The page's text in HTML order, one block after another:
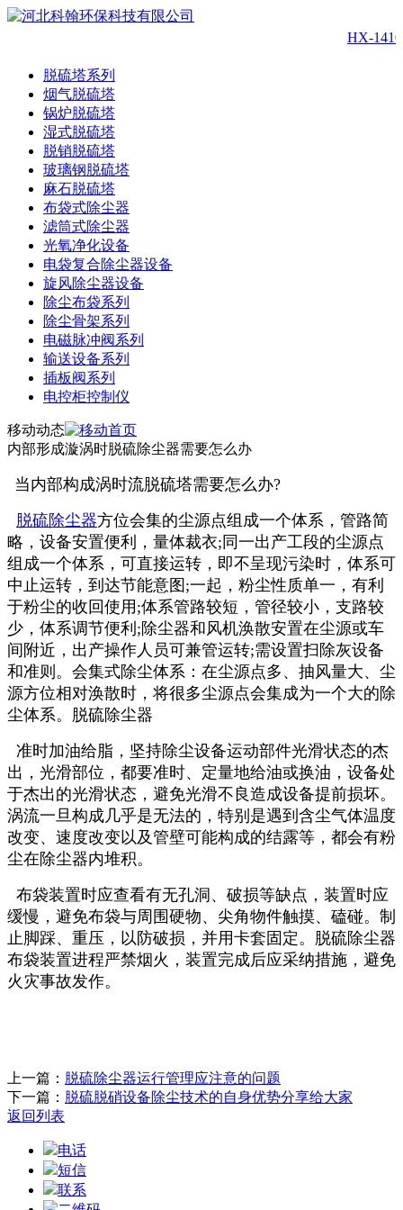
HX-
脱硫塔系列
烟气脱硫塔
锅炉脱硫塔
湿式脱硫塔
脱销脱硫塔
玻璃钢脱硫塔
麻石脱硫塔
布袋式除尘器
滤筒式除尘器
光氧净化设备
电袋复合除尘器设备
旋风除尘器设备
除尘布袋系列
除尘骨架系列
电磁脉冲阀系列
输送设备系列
插板阀系列
电控柜控制仪
移动动态
内部形成漩涡时脱硫除尘器需要怎么办
当内部构成涡时流脱硫塔需要怎么办?
脱硫除尘器方位会集的尘源点组成一个体系，管路简
略，设备安置便利，量体裁衣;同一出产工段的尘源点
组成一个体系，可直接运转，即不呈现污染时，体系可
中止运转，到达节能意图;一起，粉尘性质单一，有利
于粉尘的收回使用;体系管路较短，管径较小，支路较
少，体系调节便利;除尘器和风机涣散安置在尘源或车
间附近，出产操作人员可兼管运转;需设置扫除灰设备
和准则。会集式除尘体系：在尘源点多、抽风量大、尘
源方位相对涣散时，将很多尘源点会集成为一个大的除
尘体系。脱硫除尘器
准时加油给脂，坚持除尘设备运动部件光滑状态的杰
出，光滑部位，都要准时、定量地给油或换油，设备处
于杰出的光滑状态，避免光滑不良造成设备提前损坏。
涡流一旦构成几乎是无法的，特别是遇到含尘气体温度
改变、速度改变以及管壁可能构成的结露等，都会有粉
尘在除尘器内堆积。
布袋装置时应查看有无孔洞、破损等缺点，装置时应
缓慢，避免布袋与周围硬物、尖角物件触摸、磕碰。制
止脚踩、重压，以防破损，并用卡套固定。脱硫除尘器
布袋装置进程严禁烟火，装置完成后应采纳措施，避免
火灾事故发作。
上一篇： 脱硫除尘器运行管理应注意的问题
下一篇： 脱硫脱硝设备除尘技术的自身优势分享给大家
返回列表
电话
短信
联系